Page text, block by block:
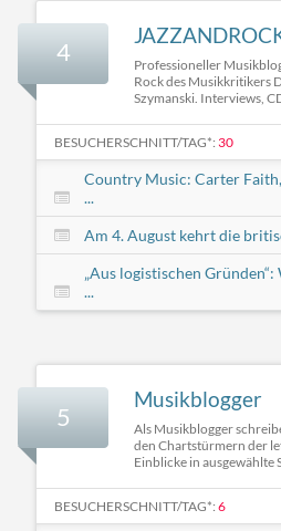
4
Professioneller
Rock des Musikkritikers
Szymanski. Interviews,
BESUCHERSCHNITT/TAG*: 30
Country Music: Carter
...
Am 4. August kehrt die
„Aus logistischen Gründen“:
...
5
Musikblogger
Als Musikblogger
den Chartstürmern der
Einblicke in ausgewählte
BESUCHERSCHNITT/TAG*: 6